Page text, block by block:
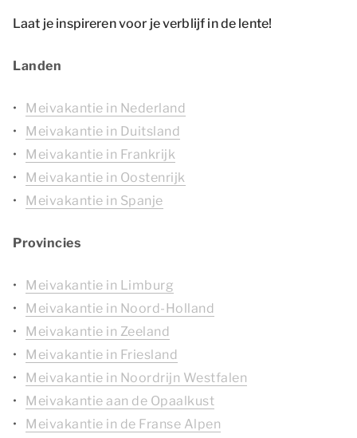
Laat je inspireren voor je verblijf in de lente!
Landen
Meivakantie in Nederland
Meivakantie in Duitsland
Meivakantie in Frankrijk
Meivakantie in Oostenrijk
Meivakantie in Spanje
Provincies
Meivakantie in Limburg
Meivakantie in Noord-Holland
Meivakantie in Zeeland
Meivakantie in Friesland
Meivakantie in Noordrijn Westfalen
Meivakantie aan de Opaalkust
Meivakantie in de Franse Alpen